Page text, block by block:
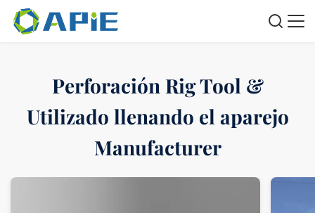
Perforación Rig Tool &
Utilizado llenando el aparejo
Manufacturer